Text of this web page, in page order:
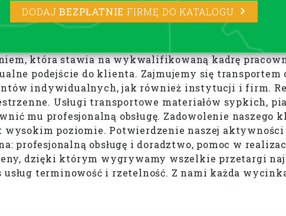
DODAJBEZPŁATNIE FIRMĘ DO KATALOGU
która stawia na wykwalifikowaną kadrę
podejście do klienta. Zajmujemy się
indywidualnych, jak również instytucji i firm.
Usługi transportowe materiałów sypkich,
mu profesjonalną obsługę. Zadowolenie naszego
poziomie. Potwierdzenie naszej
profesjonalną obsługę i doradztwo, pomoc w
dzięki którym wygrywamy wszelkie przetargi
terminowość i rzetelność. Z nami każda